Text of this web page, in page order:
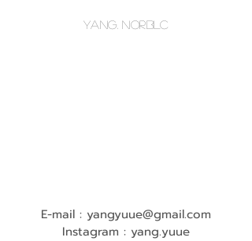
Yang. NORBLC
E-mail : yangyuue@gmail.com
Instagram : yang.yuue